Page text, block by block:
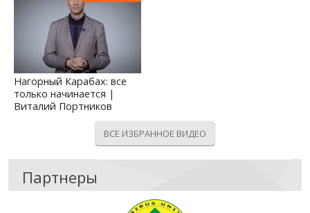
Нагорный Карабах: все
только начинается |
Виталий Портников
ВСЕ ИЗБРАННОЕ ВИДЕО
Партнеры